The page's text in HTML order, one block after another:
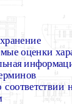
оценки